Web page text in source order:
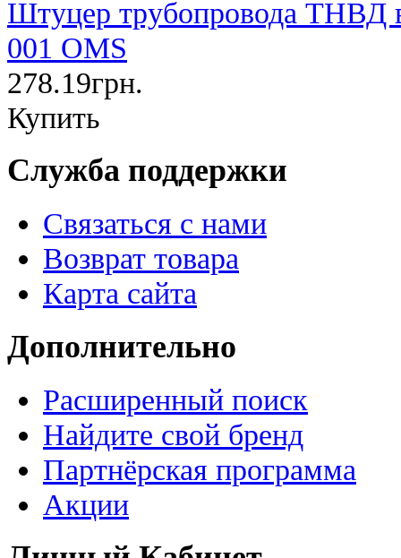
Штуцер трубопровода ТНВД
001 OMS
278.19грн.
Купить
Служба поддержки
Связаться с нами
Возврат товара
Карта сайта
Дополнительно
Расширенный поиск
Найдите свой бренд
Партнёрская программа
Акции